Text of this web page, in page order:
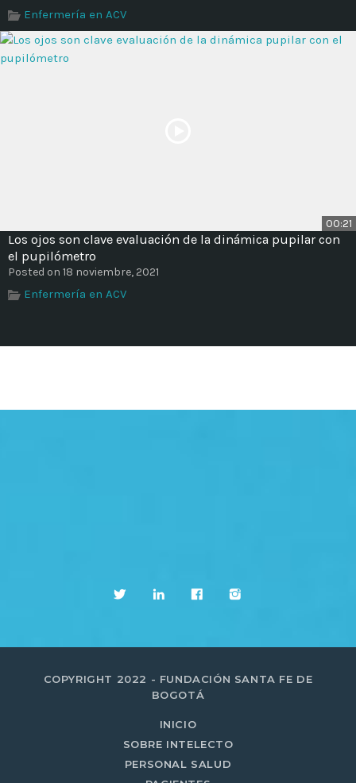
Enfermería en ACV
00:21
Los ojos son clave evaluación de la dinámica pupilar con
el pupilómetro
Posted on 18 noviembre, 2021
Enfermería en ACV
COPYRIGHT 2022 - FUNDACIÓN SANTA FE DE
BOGOTÁ
INICIO
SOBRE INTELECTO
PERSONAL SALUD